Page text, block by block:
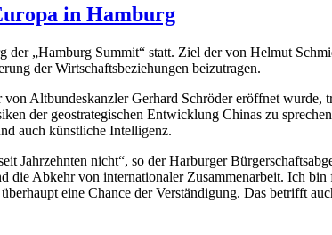
in Hamburg
der „Hamburg Summit“ statt. Ziel der von Helmut
der Wirtschaftsbeziehungen beizutragen.
Altbundeskanzler Gerhard Schröder eröffnet
der geostrategischen Entwicklung Chinas zu
auch künstliche Intelligenz.
Jahrzehnten nicht“, so der Harburger
die Abkehr von internationaler Zusammenarbeit. Ich
eine Chance der Verständigung. Das betrifft